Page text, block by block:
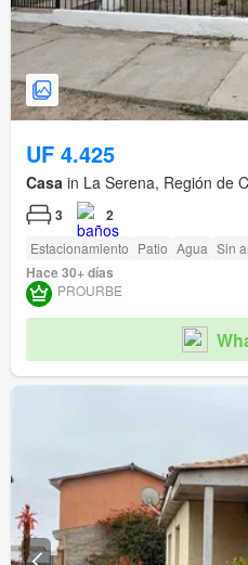
UF 4.425
Casa in La Serena, Región de
3 2
Estacionamiento Patio Agua Sin
Hace 30+ días
PROURBE